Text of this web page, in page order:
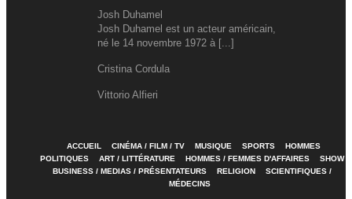
Josh Duhamel
Josh Duhamel est un acteur américain,
né le 14 novembre 1972 à [...]
Cristina Cordula
Vittorio Alfieri
ACCUEIL CINÉMA / FILM / TV MUSIQUE SPORTS
HOMMES
POLITIQUES
ART / LITTÉRATURE HOMMES / FEMMES D'AFFAIRES
SHOW
BUSINESS / MEDIAS / PRÉSENTATEURS
RELIGION
SCIENTIFIQUES /
MÉDECINS